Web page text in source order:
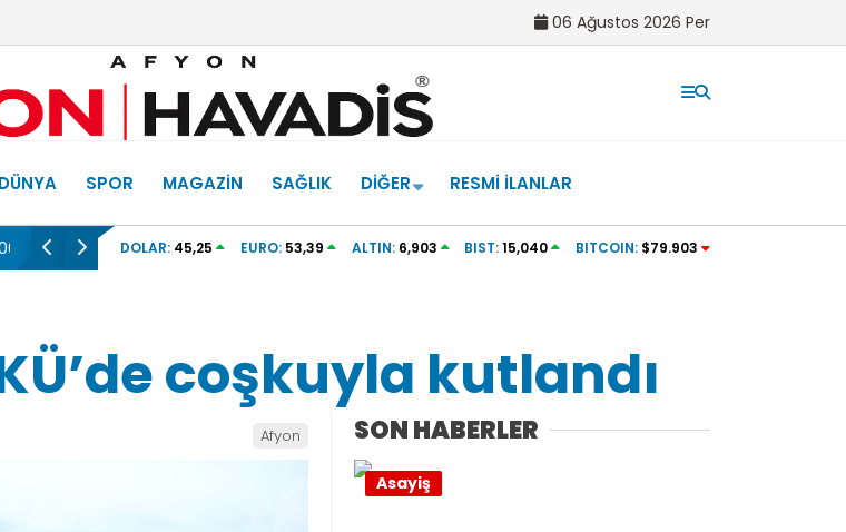
06 Ağustos 2026 Per
DÜNYA SPOR MAGAZIN SAĞLIK DIĞER RESMI İLANLAR
Dört yaşındaki oğlunun katili ile 3 gün sonra nikâh masasına
19.00’da toplanıyorlar: Afyonspor
DOLAR: 45,25 EURO: 53,39 ALTIN: 6,903 BIST:15,040 BITCOIN: $79.903
coşkuyla kutlandı
Afyon SON HABERLER
Asayiş